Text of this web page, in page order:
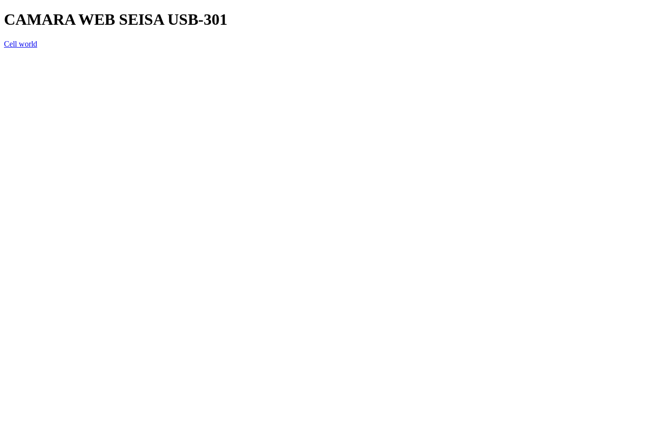
CAMARA WEB SEISA USB-301
Cell world